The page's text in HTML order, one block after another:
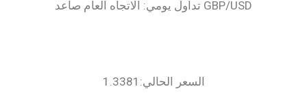
السعر الحالي:1.3381